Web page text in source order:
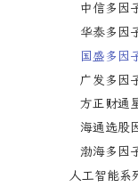
量化投资
南
量化中的
概念(新版)
前沿论文
中信多因
华泰多因
国盛多因
广发多因
方正财通
海通选股
渤海多因
人工智能系